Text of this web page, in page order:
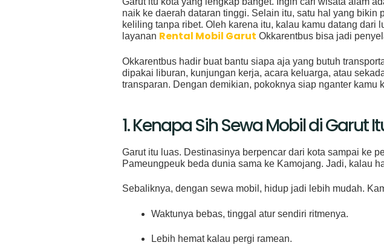
naik ke daerah dataran tinggi. Selain itu, satu hal yang
keliling tanpa ribet. Oleh karena itu, kalau kamu datang
layanan Rental Mobil Garut Okkarentbus bisa jadi
Okkarentbus hadir buat bantu siapa aja yang butuh
dipakai liburan, kunjungan kerja, acara keluarga, atau
transparan. Dengan demikian, pokoknya siap nganter kamu
1. Kenapa Sih Sewa Mobil di Garut
Garut itu luas. Destinasinya berpencar dari kota sampai ke
Pameungpeuk beda dunia sama ke Kamojang. Jadi, kalau
Sebaliknya, dengan sewa mobil, hidup jadi lebih mudah.
Waktunya bebas, tinggal atur sendiri ritmenya.
Lebih hemat kalau pergi ramean.